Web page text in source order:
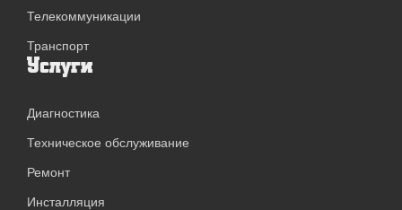
Телекоммуникации
Транспорт
Услуги
Диагностика
Техническое обслуживание
Ремонт
Инсталляция